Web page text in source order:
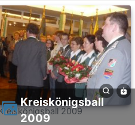
2009
Kreiskönigsball
2009